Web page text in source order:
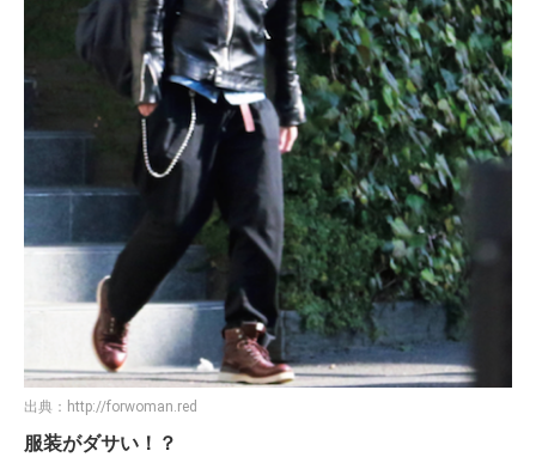
出典： http://forwoman.red
服装がダサい！？